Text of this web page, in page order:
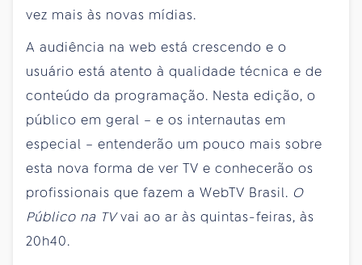
vez mais às novas mídias.
A audiência na web está crescendo e o
usuário está atento à qualidade técnica e de
conteúdo da programação. Nesta edição, o
público em geral – e os internautas em
especial – entenderão um pouco mais sobre
esta nova forma de ver TV e conhecerão os
profissionais que fazem a WebTV Brasil. O
Público na TVvai ao ar às quintas-feiras, às
20h40.